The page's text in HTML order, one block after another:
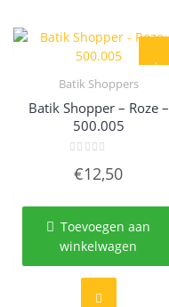
Batik Shoppers
Batik Shopper – Roze –
500.005
0
uit
€12,50
Toevoegen aan
winkelwagen